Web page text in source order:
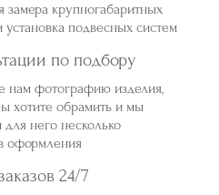
замера крупногабаритных
установка подвесных систем
по подбору
нам фотографию изделия,
хотите обрамить и мы
него несколько
оформления
24/7